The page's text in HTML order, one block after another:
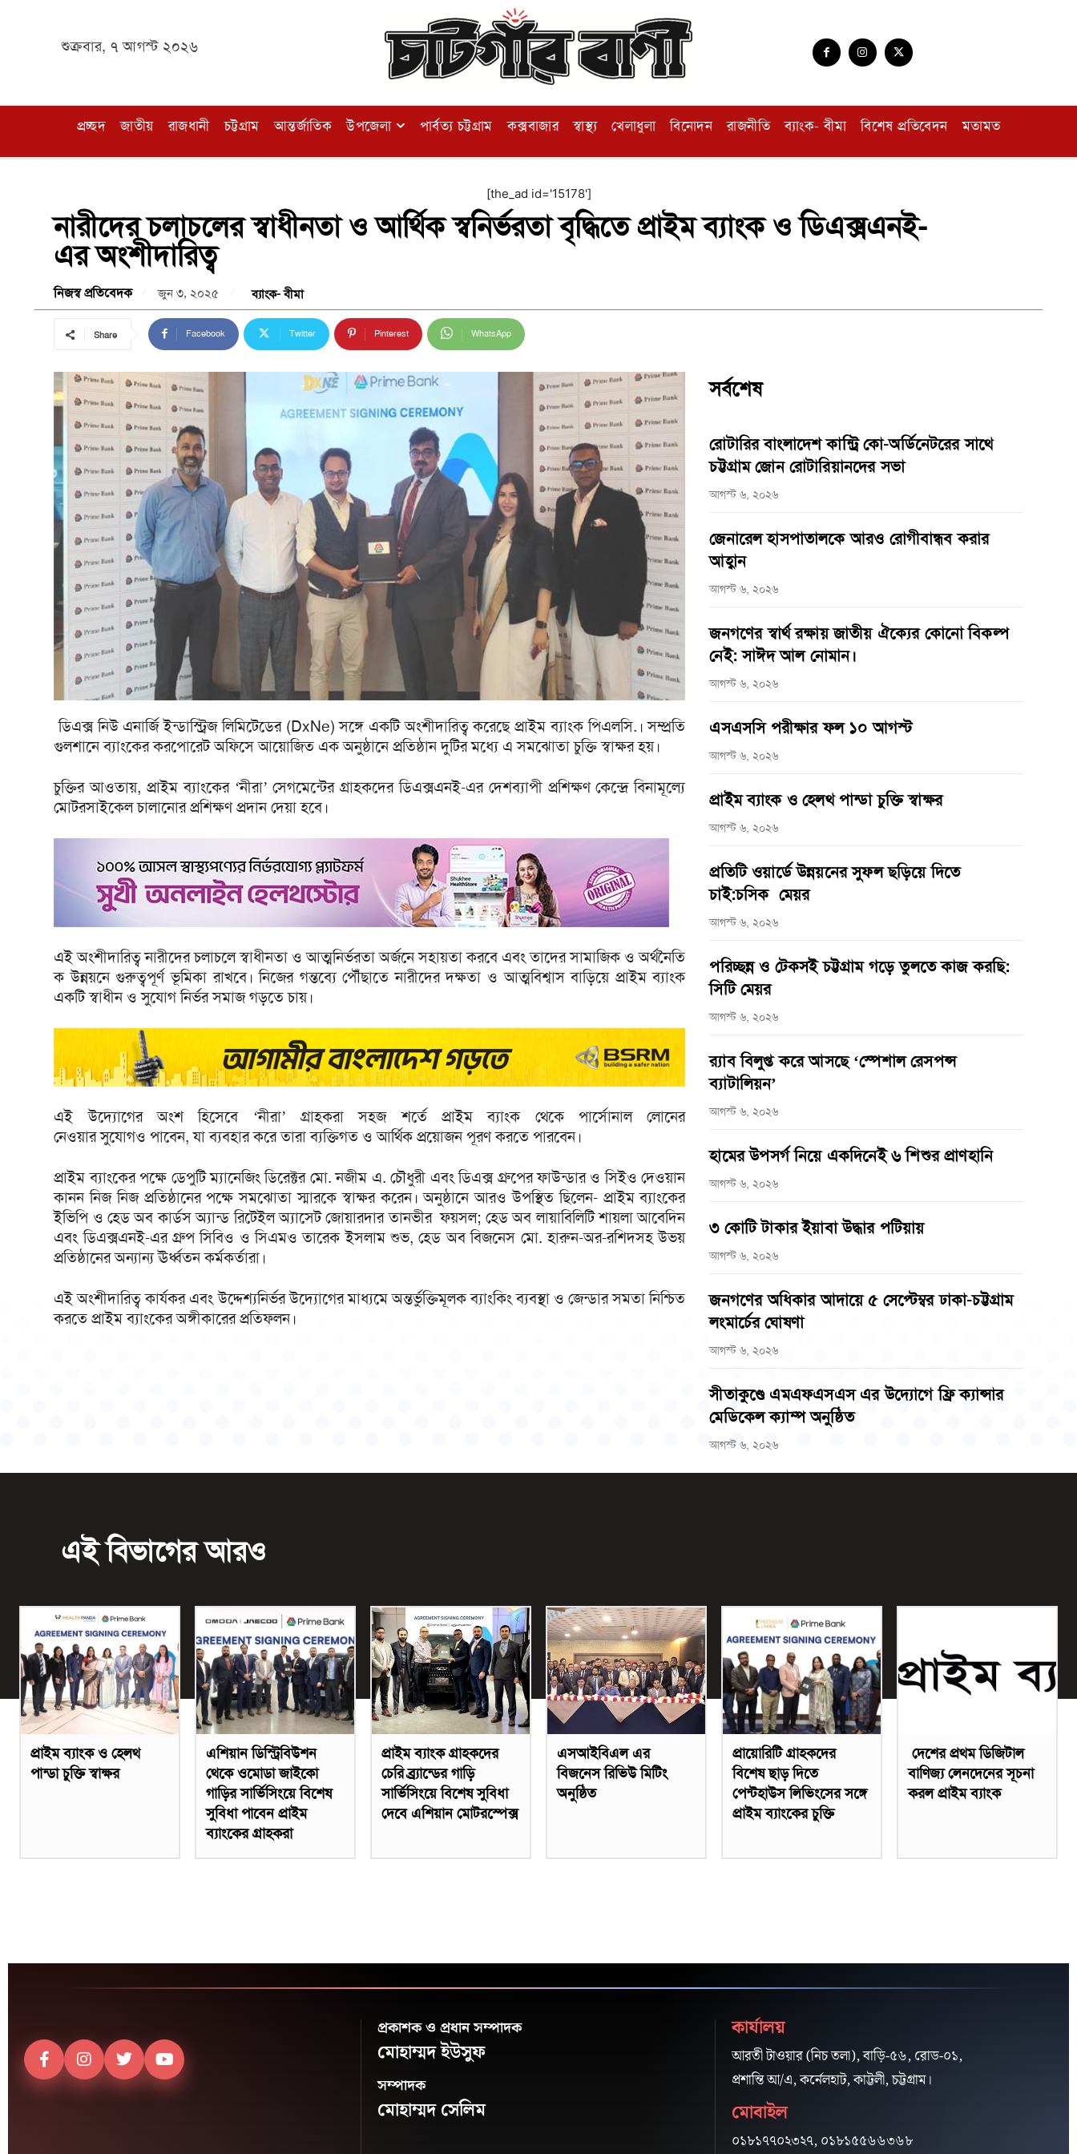
শুক্রবার, ৭ আগস্ট ২০২৬
প্রচ্ছদ জাতীয় রাজধানী চট্টগ্রাম আন্তর্জাতিক উপজেলা পার্বত্য চট্টগ্রাম কক্সবাজার স্বাস্থ্য খেলাধুলা বিনোদন রাজনীতি ব্যাংক- বীমা বিশেষ প্রতিবেদন মতামত
[the_ad id='15178']
নারীদের চলাচলের স্বাধীনতা ও আর্থিক স্বনির্ভরতা বৃদ্ধিতে প্রাইম ব্যাংক ও ডিএক্সএনই-
এর অংশীদারিত্ব
নিজস্ব প্রতিবেদক জুন ৩, ২০২৫ ব্যাংক- বীমা
Share Facebook Twitter Pinterest WhatsApp
ডিএক্স নিউ এনার্জি ইন্ডাস্ট্রিজ লিমিটেডের (DxNe) সঙ্গে একটি অংশীদারিত্ব করেছে প্রাইম ব্যাংক পিএলসি.। সম্প্রতি
গুলশানে ব্যাংকের করপোরেট অফিসে আয়োজিত এক অনুষ্ঠানে প্রতিষ্ঠান দুটির মধ্যে এ সমঝোতা চুক্তি স্বাক্ষর হয়।
চুক্তির আওতায়, প্রাইম ব্যাংকের ‘নীরা’ সেগমেন্টের গ্রাহকদের ডিএক্সএনই-এর দেশব্যাপী প্রশিক্ষণ কেন্দ্রে বিনামূল্যে
মোটরসাইকেল চালানোর প্রশিক্ষণ প্রদান দেয়া হবে।
এই অংশীদারিত্ব নারীদের চলাচলে স্বাধীনতা ও আত্মনির্ভরতা অর্জনে সহায়তা করবে এবং তাদের সামাজিক ও অর্থনৈতি
ক উন্নয়নে গুরুত্বপূর্ণ ভূমিকা রাখবে। নিজের গন্তব্যে পৌঁছাতে নারীদের দক্ষতা ও আত্মবিশ্বাস বাড়িয়ে প্রাইম ব্যাংক
একটি স্বাধীন ও সুযোগ নির্ভর সমাজ গড়তে চায়।
এই উদ্যোগের অংশ হিসেবে ‘নীরা’ গ্রাহকরা সহজ শর্তে প্রাইম ব্যাংক থেকে পার্সোনাল লোনের
নেওয়ার সুযোগও পাবেন, যা ব্যবহার করে তারা ব্যক্তিগত ও আর্থিক প্রয়োজন পূরণ করতে পারবেন।
প্রাইম ব্যাংকের পক্ষে ডেপুটি ম্যানেজিং ডিরেক্টর মো. নজীম এ. চৌধুরী এবং ডিএক্স গ্রুপের ফাউন্ডার ও সিইও দেওয়ান
কানন নিজ নিজ প্রতিষ্ঠানের পক্ষে সমঝোতা স্মারকে স্বাক্ষর করেন। অনুষ্ঠানে আরও উপস্থিত ছিলেন- প্রাইম ব্যাংকের
ইভিপি ও হেড অব কার্ডস অ্যান্ড রিটেইল অ্যাসেট জোয়ারদার তানভীর ফয়সল; হেড অব লায়াবিলিটি শায়লা আবেদিন
এবং ডিএক্সএনই-এর গ্রুপ সিবিও ও সিএমও তারেক ইসলাম শুভ, হেড অব বিজনেস মো. হারুন-অর-রশিদসহ উভয়
প্রতিষ্ঠানের অন্যান্য ঊর্ধ্বতন কর্মকর্তারা।
এই অংশীদারিত্ব কার্যকর এবং উদ্দেশ্যনির্ভর উদ্যোগের মাধ্যমে অন্তর্ভুক্তিমূলক ব্যাংকিং ব্যবস্থা ও জেন্ডার সমতা নিশ্চিত
করতে প্রাইম ব্যাংকের অঙ্গীকারের প্রতিফলন।
সর্বশেষ
রোটারির বাংলাদেশ কান্ট্রি কো-অর্ডিনেটরের সাথে
চট্টগ্রাম জোন রোটারিয়ানদের সভা
আগস্ট ৬, ২০২৬
জেনারেল হাসপাতালকে আরও রোগীবান্ধব করার
আহ্বান
আগস্ট ৬, ২০২৬
জনগণের স্বার্থ রক্ষায় জাতীয় ঐক্যের কোনো বিকল্প
নেই: সাঈদ আল নোমান।
আগস্ট ৬, ২০২৬
এসএসসি পরীক্ষার ফল ১০ আগস্ট
আগস্ট ৬, ২০২৬
প্রাইম ব্যাংক ও হেলথ পান্ডা চুক্তি স্বাক্ষর
আগস্ট ৬, ২০২৬
প্রতিটি ওয়ার্ডে উন্নয়নের সুফল ছড়িয়ে দিতে
চাই:চসিক মেয়র
আগস্ট ৬, ২০২৬
পরিচ্ছন্ন ও টেকসই চট্টগ্রাম গড়ে তুলতে কাজ করছি:
সিটি মেয়র
আগস্ট ৬, ২০২৬
র‌্যাব বিলুপ্ত করে আসছে ‘স্পেশাল রেসপন্স
ব্যাটালিয়ন’
আগস্ট ৬, ২০২৬
হামের উপসর্গ নিয়ে একদিনেই ৬ শিশুর প্রাণহানি
আগস্ট ৬, ২০২৬
৩ কোটি টাকার ইয়াবা উদ্ধার পটিয়ায়
আগস্ট ৬, ২০২৬
জনগণের অধিকার আদায়ে ৫ সেপ্টেম্বর ঢাকা-চট্টগ্রাম
লংমার্চের ঘোষণা
আগস্ট ৬, ২০২৬
সীতাকুণ্ডে এমএফএসএস এর উদ্যোগে ফ্রি ক্যান্সার
মেডিকেল ক্যাম্প অনুষ্ঠিত
আগস্ট ৬, ২০২৬
এই বিভাগের আরও
প্রাইম ব্যাংক ও হেলথ
পান্ডা চুক্তি স্বাক্ষর
এশিয়ান ডিস্ট্রিবিউশন
থেকে ওমোডা জাইকো
গাড়ির সার্ভিসিংয়ে বিশেষ
সুবিধা পাবেন প্রাইম
ব্যাংকের গ্রাহকরা
প্রাইম ব্যাংক গ্রাহকদের
চেরি ব্র্র্যান্ডের গাড়ি
সার্ভিসিংয়ে বিশেষ সুবিধা
দেবে এশিয়ান মোটরস্পেক্স
এসআইবিএল এর
বিজনেস রিভিউ মিটিং
অনুষ্ঠিত
প্রায়োরিটি গ্রাহকদের
বিশেষ ছাড় দিতে
পেন্টহাউস লিভিংসের সঙ্গে
প্রাইম ব্যাংকের চুক্তি
দেশের প্রথম ডিজিটাল
বাণিজ্য লেনদেনের সূচনা
করল প্রাইম ব্যাংক
প্রকাশক ও প্রধান সম্পাদক
মোহাম্মদ ইউসুফ
সম্পাদক
মোহাম্মদ সেলিম
কার্যালয়
আরতী টাওয়ার (নিচ তলা), বাড়ি-৫৬, রোড-০১,
প্রশান্তি আ/এ, কর্নেলহাট, কাট্টলী, চট্টগ্রাম।
মোবাইল
০১৮১৭৭০২৩২৭, ০১৮১৫৫৬৬৩৬৮